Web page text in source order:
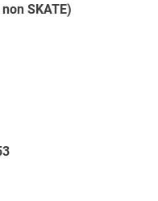
SKATE)